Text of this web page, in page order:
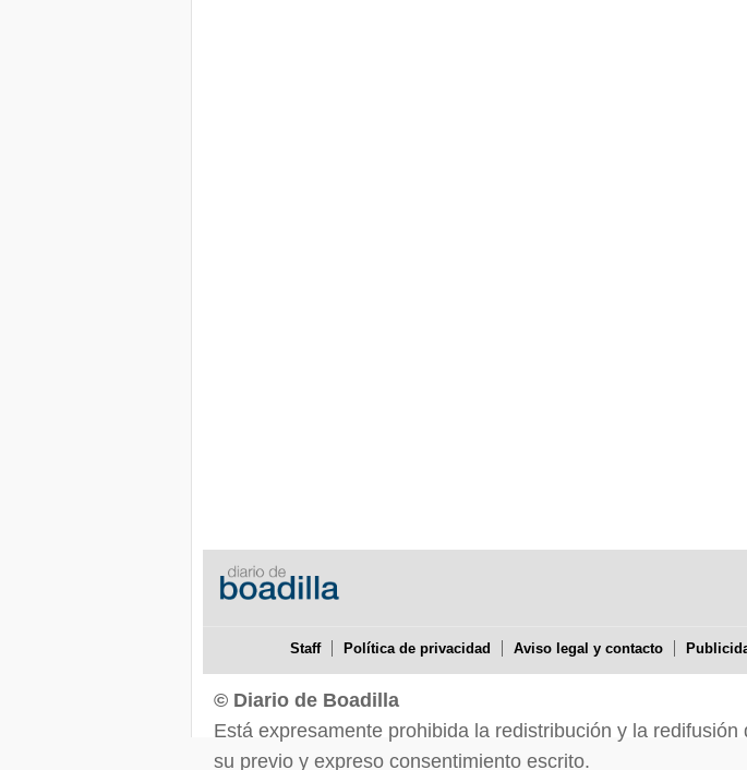
Staff Política de privacidad Aviso legal y contacto
© Diario de Boadilla
Está expresamente prohibida la redistribución y la
su previo y expreso consentimiento escrito.